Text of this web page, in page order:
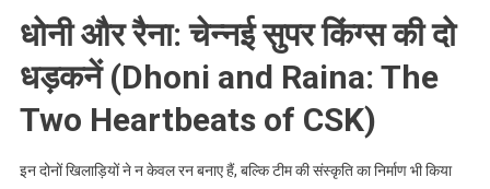
धोनी और रैना: चेन्नई सुपर किंग्स की दो
धड़कनें (Dhoni and Raina: The
Two Heartbeats of CSK)
इन दोनों खिलाड़ियों ने न केवल रन बनाए हैं, बल्कि टीम की संस्कृति का निर्माण भी किया